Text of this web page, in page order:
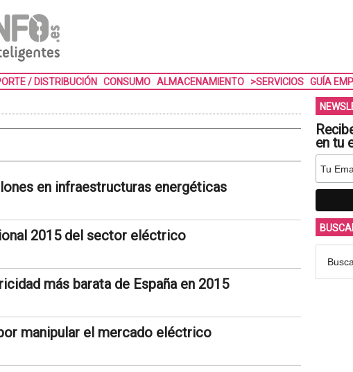
/ DISTRIBUCIÓN CONSUMO ALMACENAMIENTO >SERVICIOS GUÍA
en infraestructuras energéticas
2015 del sector eléctrico
más barata de España en 2015
manipular el mercado eléctrico
en tu